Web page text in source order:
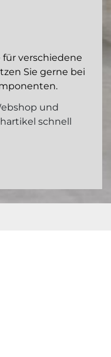
verschiedene
Sie gerne bei
und
schnell